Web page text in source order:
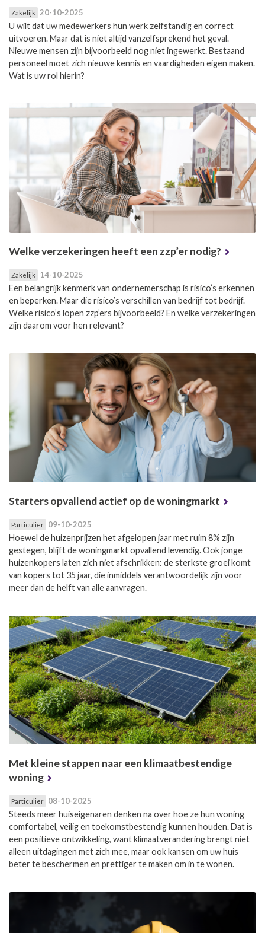
Zakelijk 20-10-2025
U wilt dat uw medewerkers hun werk zelfstandig en correct
uitvoeren. Maar dat is niet altijd vanzelfsprekend het geval.
Nieuwe mensen zijn bijvoorbeeld nog niet ingewerkt. Bestaand
personeel moet zich nieuwe kennis en vaardigheden eigen maken.
Wat is uw rol hierin?
Welke verzekeringen heeft een zzp’er nodig?
Zakelijk 14-10-2025
Een belangrijk kenmerk van ondernemerschap is risico’s erkennen
en beperken. Maar die risico’s verschillen van bedrijf tot bedrijf.
Welke risico’s lopen zzp’ers bijvoorbeeld? En welke verzekeringen
zijn daarom voor hen relevant?
Starters opvallend actief op de woningmarkt
Particulier 09-10-2025
Hoewel de huizenprijzen het afgelopen jaar met ruim 8% zijn
gestegen, blijft de woningmarkt opvallend levendig. Ook jonge
huizenkopers laten zich niet afschrikken: de sterkste groei komt
van kopers tot 35 jaar, die inmiddels verantwoordelijk zijn voor
meer dan de helft van alle aanvragen.
Met kleine stappen naar een klimaatbestendige
woning
Particulier 08-10-2025
Steeds meer huiseigenaren denken na over hoe ze hun woning
comfortabel, veilig en toekomstbestendig kunnen houden. Dat is
een positieve ontwikkeling, want klimaatverandering brengt niet
alleen uitdagingen met zich mee, maar ook kansen om uw huis
beter te beschermen en prettiger te maken om in te wonen.